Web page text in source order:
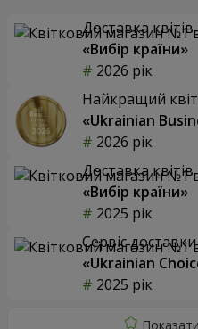
Доставка
«Вибір країни»
2026 рік
Найкращий
«Ukrainian
2026 рік
Доставка
«Вибір країни»
2025 рік
Сервіс доставки
«Ukrainian
2025 рік